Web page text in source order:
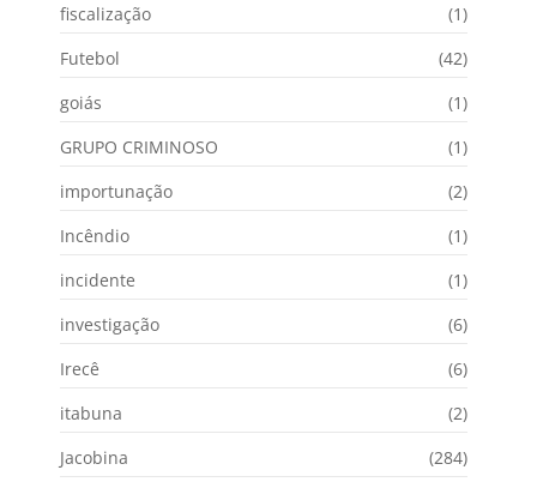
fiscalização
(1)
Futebol
(42)
goiás
(1)
GRUPO CRIMINOSO
(1)
importunação
(2)
Incêndio
(1)
incidente
(1)
investigação
(6)
Irecê
(6)
itabuna
(2)
Jacobina
(284)